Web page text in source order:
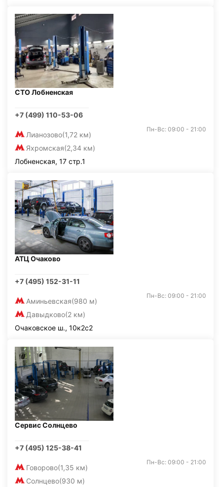
СТО Лобненская
+7 (499) 110-53-06
Лианозово(1,72 км)
Яхромская(2,34 км)
Пн-Вс: 09:00 - 21:00
Лобненская, 17 стр.1
АТЦ Очаково
+7 (495) 152-31-11
Аминьевская(980 м)
Давыдково(2 км)
Пн-Вс: 09:00 - 21:00
Очаковское ш., 10к2с2
Сервис Солнцево
+7 (495) 125-38-41
Говорово(1,35 км)
Солнцево(930 м)
Пн-Вс: 09:00 - 21:00